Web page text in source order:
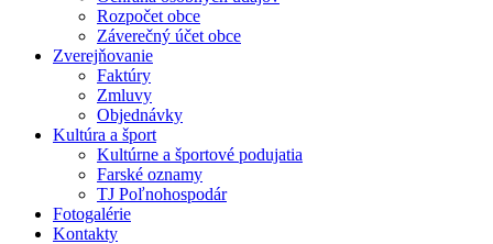
Rozpočet obce
Záverečný účet obce
Zverejňovanie
Faktúry
Zmluvy
Objednávky
Kultúra a šport
Kultúrne a športové podujatia
Farské oznamy
TJ Poľnohospodár
Fotogalérie
Kontakty